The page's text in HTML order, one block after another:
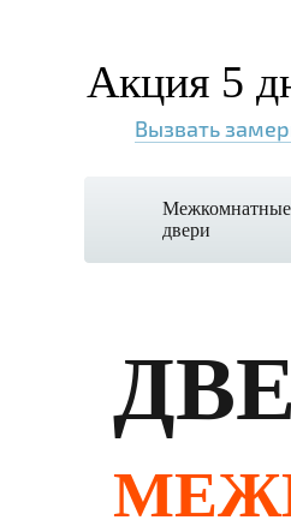
Акция 5
Вызвать
Межкомнатные
двери